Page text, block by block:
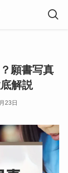
願書写真
解説
23日